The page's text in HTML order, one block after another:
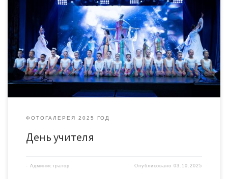
ФОТОГАЛЕРЕЯ 2025 ГОД
День учителя
- Администратор Опубликовано03.10.2025